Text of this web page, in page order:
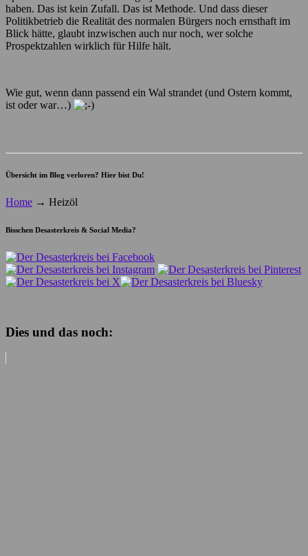
haben. Das ist kein Zufall. Das ist Methode. Und dass dieser
Politikbetrieb die Realität des normalen Bürgers noch ernsthaft im
Blick hätte, glaubt inzwischen auch nur noch, wer solche
Prospektzahlen wirklich für Hilfe hält.
Wie gut, wenn dann passend ein Wal strandet (und Ostern kommt,
ist oder war…)
Übersicht im Blog verloren? Hier bist Du!
Home → Heizöl
Bisschen Desasterkreis & Social Media?
Dies und das noch: